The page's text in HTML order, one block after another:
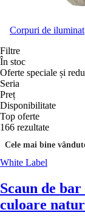
Corpuri de iluminat
Filtre
În stoc
Oferte speciale și
Seria
Preț
Disponibilitate
Top oferte
166 rezultate
Cele mai bine
White Label
Scaun de
culoare